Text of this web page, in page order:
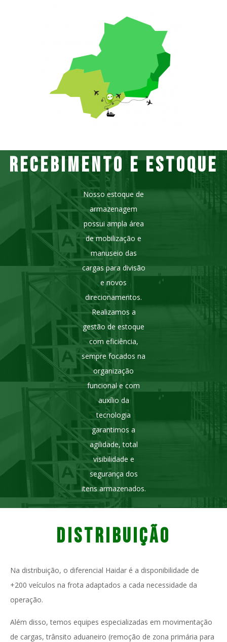
RECEBIMENTO E ESTOQUE​
Nosso estoque de
armazenagem
possui ampla área
de mobilização e
manuseio das
cargas para divisão
e novos
direcionamentos.
Realizamos a
gestão de estoque
com eficiência,
sempre focados na
organização
funcional e com
auxílio da
tecnologia
garantimos a
agilidade, total
visibilidade e
segurança dos
itens armazenados.
DISTRIBUIÇÃO
Na distribuição, o diferencial Haidar é a disponibilidade de
+200 veículos na frota adaptados a cada necessidade da
operação.
Além disso, temos equipes especializadas em movimentação
de cargas, trânsito aduaneiro (remoção de zona primária para